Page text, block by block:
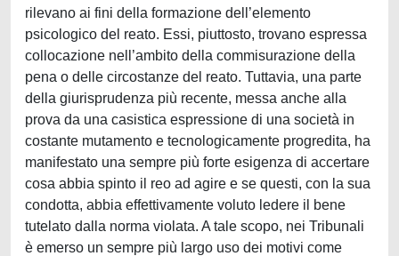
rilevano ai fini della formazione dell’elemento
psicologico del reato. Essi, piuttosto, trovano espressa
collocazione nell’ambito della commisurazione della
pena o delle circostanze del reato. Tuttavia, una parte
della giurisprudenza più recente, messa anche alla
prova da una casistica espressione di una società in
costante mutamento e tecnologicamente progredita, ha
manifestato una sempre più forte esigenza di accertare
cosa abbia spinto il reo ad agire e se questi, con la sua
condotta, abbia effettivamente voluto ledere il bene
tutelato dalla norma violata. A tale scopo, nei Tribunali
è emerso un sempre più largo uso dei motivi come